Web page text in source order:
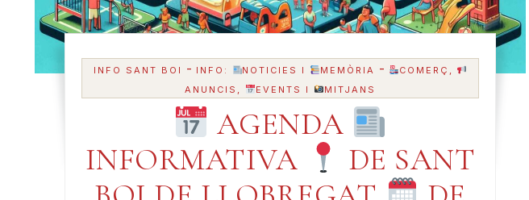
INFO SANT BOI - INFO: NOTICIES I MEMÒRIA -
COMERÇ,
ANUNCIS,
EVENTS I MITJANS
AGENDA
INFORMATIVA
DE SANT